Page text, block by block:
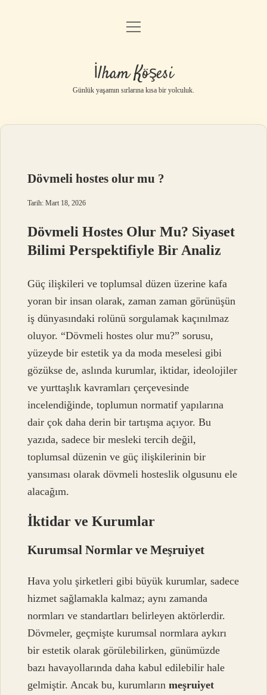
Anasayfa
Yasal Uyarı
menüyü
İlham Köşesi
Günlük yaşamın sırlarına kısa bir yolculuk.
Dövmeli hostes olur mu ?
Tarih: Mart 18, 2026
Dövmeli Hostes Olur Mu? Siyaset
Bilimi Perspektifiyle Bir Analiz
Güç ilişkileri ve toplumsal düzen üzerine kafa
yoran bir insan olarak, zaman zaman görünüşün
iş dünyasındaki rolünü sorgulamak kaçınılmaz
oluyor. “Dövmeli hostes olur mu?” sorusu,
yüzeyde bir estetik ya da moda meselesi gibi
gözükse de, aslında kurumlar, iktidar, ideolojiler
ve yurttaşlık kavramları çerçevesinde
incelendiğinde, toplumun normatif yapılarına
dair çok daha derin bir tartışma açıyor. Bu
yazıda, sadece bir mesleki tercih değil,
toplumsal düzenin ve güç ilişkilerinin bir
yansıması olarak dövmeli hosteslik olgusunu ele
alacağım.
İktidar ve Kurumlar
Kurumsal Normlar ve Meşruiyet
Hava yolu şirketleri gibi büyük kurumlar, sadece
hizmet sağlamakla kalmaz; aynı zamanda
normları ve standartları belirleyen aktörlerdir.
Dövmeler, geçmişte kurumsal normlara aykırı
bir estetik olarak görülebilirken, günümüzde
bazı havayollarında daha kabul edilebilir hale
gelmiştir. Ancak bu, kurumlarınmeşruiyet